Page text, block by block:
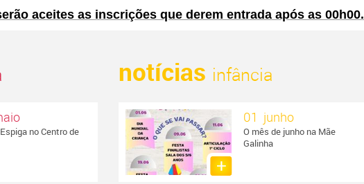
aceites as inscrições que derem entrada após as 00h00.
no Centro de
notícias infância
01 junho
O mês de junho na Mãe
Galinha